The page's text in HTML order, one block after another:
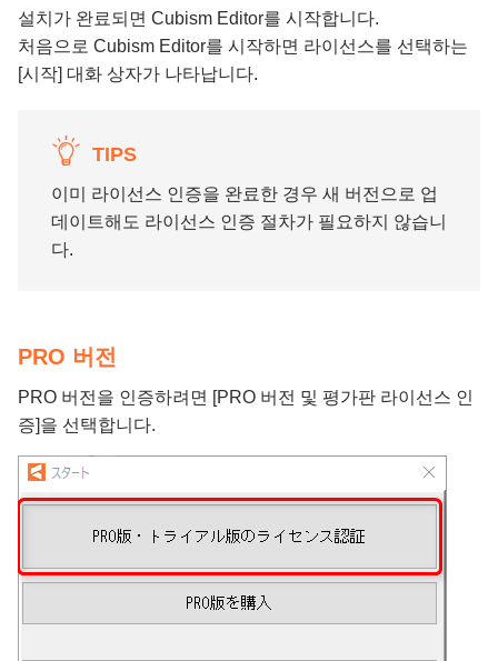
설치가 완료되면 Cubism Editor를 시작합니다.
처음으로 Cubism Editor를 시작하면 라이선스를 선택하는
[시작] 대화 상자가 나타납니다.
TIPS
이미 라이선스 인증을 완료한 경우 새 버전으로 업
데이트해도 라이선스 인증 절차가 필요하지 않습니
다.
PRO 버전
PRO 버전을 인증하려면 [PRO 버전 및 평가판 라이선스 인
증]을 선택합니다.